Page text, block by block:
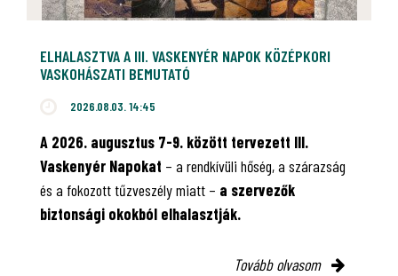
ELHALASZTVA A III. VASKENYÉR NAPOK KÖZÉPKORI
VASKOHÁSZATI BEMUTATÓ
2026.08.03. 14:45
A 2026. augusztus 7-9. között tervezett III.
Vaskenyér Napokat – a rendkívüli hőség, a szárazság
és a fokozott tűzveszély miatt – a szervezők
biztonsági okokból elhalasztják.
Tovább olvasom